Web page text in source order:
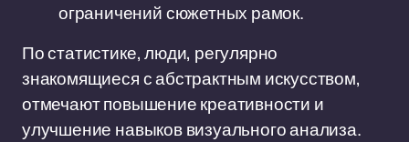
ограничений сюжетных рамок.
По статистике, люди, регулярно
знакомящиеся с абстрактным искусством,
отмечают повышение креативности и
улучшение навыков визуального анализа.